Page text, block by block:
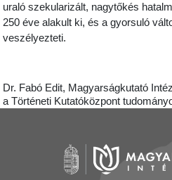
uraló szekularizált, nagytőkés
250 éve alakult ki, és a gyorsuló
veszélyezteti.
Dr. Fabó Edit, Magyarságkutató
a Történeti Kutatóközpont